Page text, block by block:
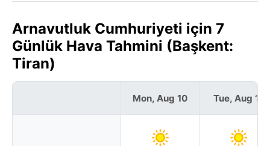
Arnavutluk Cumhuriyeti için 7
Günlük Hava Tahmini (Başkent:
Tiran)
Mon, Aug 10 Tue, Aug 11